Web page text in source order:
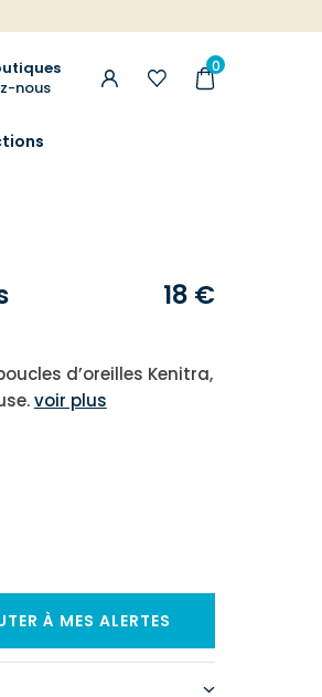
nous
0
18 €
d’oreilles Kenitra,
voir plus